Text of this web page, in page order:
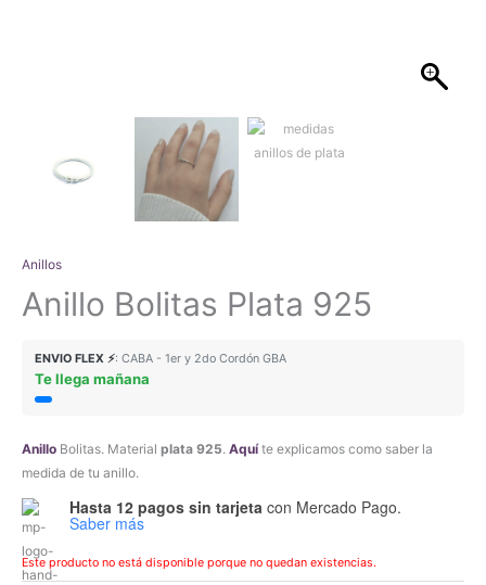
Anillos
Anillo Bolitas Plata 925
ENVIO FLEX ⚡: CABA - 1er y 2do Cordón GBA
Te llega mañana
Anillo Bolitas. Material plata 925. Aquíte explicamos como saber la
medida de tu anillo.
Hasta 12 pagos sin tarjeta con Mercado Pago.
Saber más
Este producto no está disponible porque no quedan existencias.